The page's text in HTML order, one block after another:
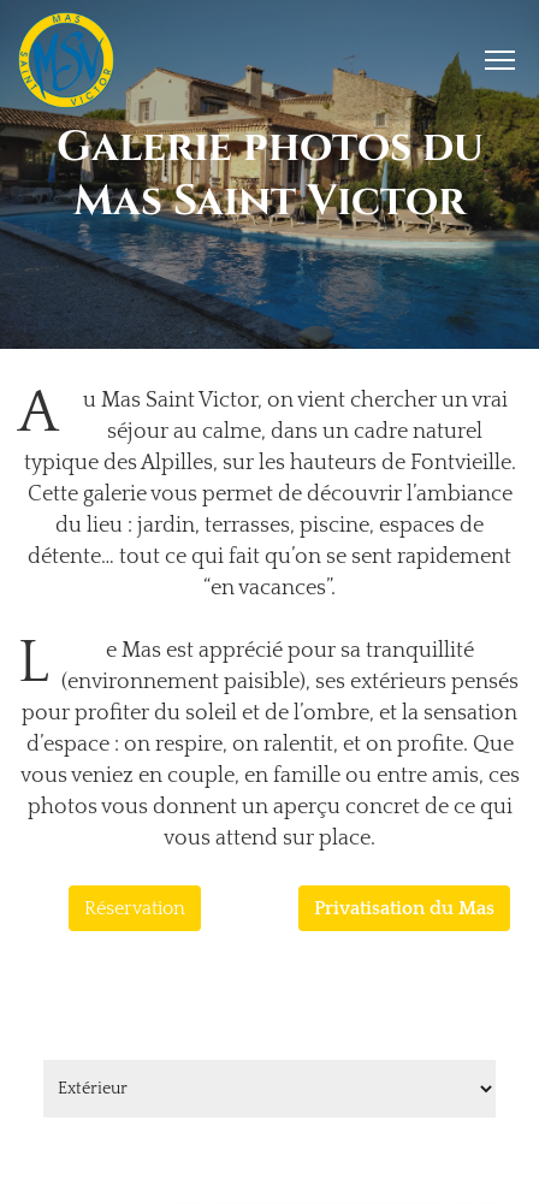
Galerie photos du
Mas Saint Victor
A
u Mas Saint Victor, on vient chercher un vrai
séjour au calme, dans un cadre naturel
typique des Alpilles, sur les hauteurs de Fontvieille.
Cette galerie vous permet de découvrir l’ambiance
du lieu : jardin, terrasses, piscine, espaces de
détente… tout ce qui fait qu’on se sent rapidement
“en vacances”.
L
e Mas est apprécié pour sa tranquillité
(environnement paisible), ses extérieurs pensés
pour profiter du soleil et de l’ombre, et la sensation
d’espace : on respire, on ralentit, et on profite. Que
vous veniez en couple, en famille ou entre amis, ces
photos vous donnent un aperçu concret de ce qui
vous attend sur place.
Réservation Privatisation du Mas